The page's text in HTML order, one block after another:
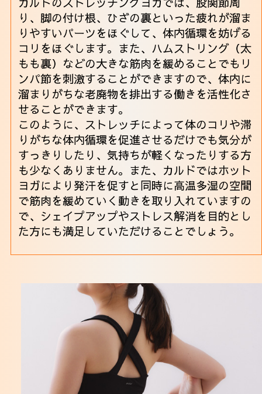
り、脚の付け根、ひざの裏といった疲れが溜ま
りやすいパーツをほぐして、体内循環を妨げる
コリをほぐします。また、ハムストリング（太
もも裏）などの大きな筋肉を緩めることでもリ
ンパ節を刺激することができますので、体内に
溜まりがちな老廃物を排出する働きを活性化さ
せることができます。
このように、ストレッチによって体のコリや滞
りがちな体内循環を促進させるだけでも気分が
すっきりしたり、気持ちが軽くなったりする方
も少なくありません。また、カルドではホット
ヨガにより発汗を促すと同時に高温多湿の空間
で筋肉を緩めていく動きを取り入れていますの
で、シェイプアップやストレス解消を目的とし
た方にも満足していただけることでしょう。